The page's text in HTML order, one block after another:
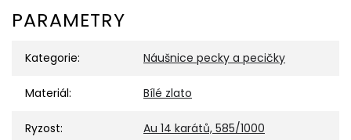
PARAMETRY
Kategorie: Náušnice pecky a pecičky
Materiál: Bílé zlato
Ryzost: Au 14 karátů, 585/1000